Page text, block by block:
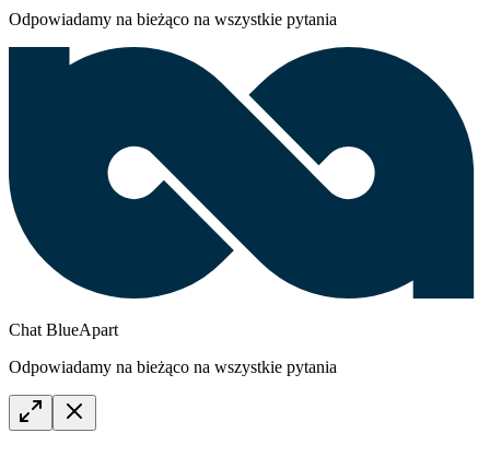
Odpowiadamy na bieżąco na wszystkie pytania
Chat BlueApart
Odpowiadamy na bieżąco na wszystkie pytania